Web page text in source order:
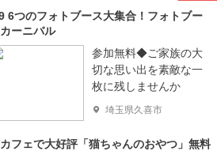
6つのフォトブース大集合！フォトブー
ーニバル
参加無料◆ご家族の大
切な思い出を素敵な一
枚に残しませんか
埼玉県久喜市
フェで大好評「猫ちゃんのおやつ」無料